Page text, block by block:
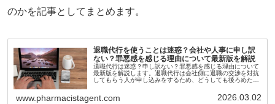
のかを記事としてまとめます。
退職代行を使うことは迷惑？会社や人事に申し訳
ない？罪悪感を感じる理由について最新版を解説
退職代行は迷惑？申し訳ない？罪悪感を感じる理由について
最新版を解説します。退職代行は会社側に退職の交渉を対抗
してもらう人が申し込みをするため、どうしても後ろめたさ
www.pharmacistagent.com 2026.03.02